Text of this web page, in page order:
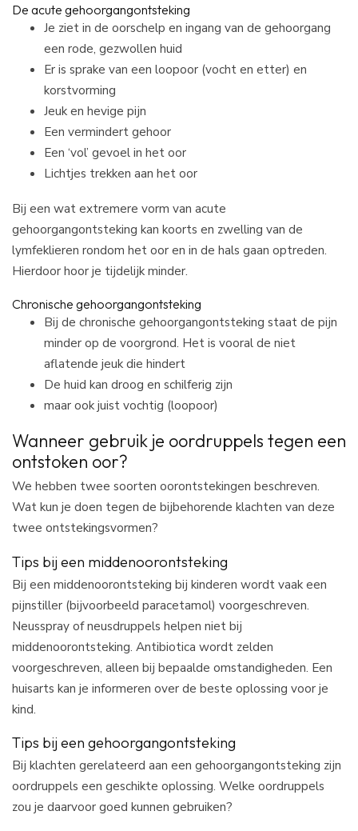
De acute gehoorgangontsteking
Je ziet in de oorschelp en ingang van de gehoorgang
een rode, gezwollen huid
Er is sprake van een loopoor (vocht en etter) en
korstvorming
Jeuk en hevige pijn
Een vermindert gehoor
Een ‘vol’ gevoel in het oor
Lichtjes trekken aan het oor
Bij een wat extremere vorm van acute
gehoorgangontsteking kan koorts en zwelling van de
lymfeklieren rondom het oor en in de hals gaan optreden.
Hierdoor hoor je tijdelijk minder.
Chronische gehoorgangontsteking
Bij de chronische gehoorgangontsteking staat de pijn
minder op de voorgrond. Het is vooral de niet
aflatende jeuk die hindert
De huid kan droog en schilferig zijn
maar ook juist vochtig (loopoor)
Wanneer gebruik je oordruppels tegen een
ontstoken oor?
We hebben twee soorten oorontstekingen beschreven.
Wat kun je doen tegen de bijbehorende klachten van deze
twee ontstekingsvormen?
Tips bij een middenoorontsteking
Bij een middenoorontsteking bij kinderen wordt vaak een
pijnstiller (bijvoorbeeld paracetamol) voorgeschreven.
Neusspray of neusdruppels helpen niet bij
middenoorontsteking. Antibiotica wordt zelden
voorgeschreven, alleen bij bepaalde omstandigheden. Een
huisarts kan je informeren over de beste oplossing voor je
kind.
Tips bij een gehoorgangontsteking
Bij klachten gerelateerd aan een gehoorgangontsteking zijn
oordruppels een geschikte oplossing. Welke oordruppels
zou je daarvoor goed kunnen gebruiken?